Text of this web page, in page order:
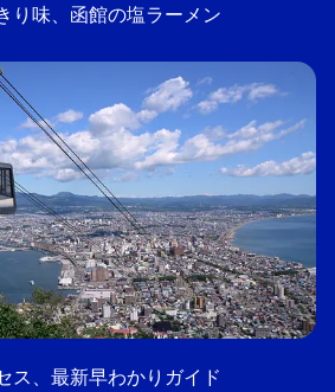
り味、函館の塩ラーメン
ス、最新早わかりガイド